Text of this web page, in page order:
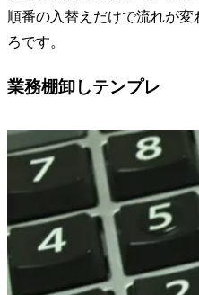
順番の入替えだけで流れが変
ろです。
業務棚卸しテンプレ